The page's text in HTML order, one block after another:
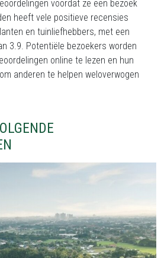
voordat ze een bezoek
heeft vele positieve recensies
en tuinliefhebbers, met een
3.9. Potentiële bezoekers worden
online te lezen en hun
anderen te helpen weloverwogen